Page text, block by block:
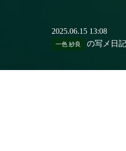
2025.06.15 13:08
一色 紗良 の写メ日記